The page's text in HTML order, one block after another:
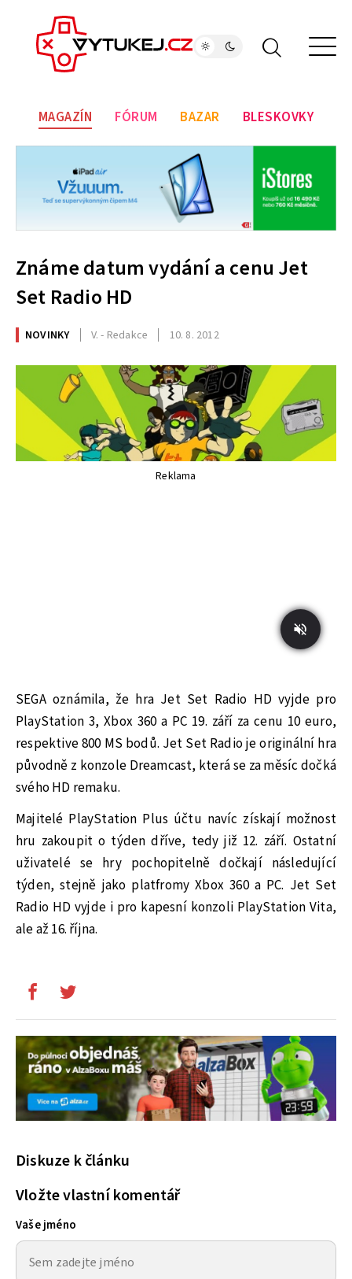
MAGAZÍN FÓRUM BAZAR BLESKOVKY
Známe datum vydání a cenu Jet
Set Radio HD
NOVINKY V. - Redakce 10. 8. 2012
Reklama
SEGA oznámila, že hra Jet Set Radio HD vyjde pro
PlayStation 3, Xbox 360 a PC 19. září za cenu 10 euro,
respektive 800 MS bodů. Jet Set Radio je originální hra
původně z konzole Dreamcast, která se za měsíc dočká
svého HD remaku.
Majitelé PlayStation Plus účtu navíc získají možnost
hru zakoupit o týden dříve, tedy již 12. září. Ostatní
uživatelé se hry pochopitelně dočkají následující
týden, stejně jako platfromy Xbox 360 a PC. Jet Set
Radio HD vyjde i pro kapesní konzoli PlayStation Vita,
ale až 16. října.
Diskuze k článku
Vložte vlastní komentář
Vaše jméno